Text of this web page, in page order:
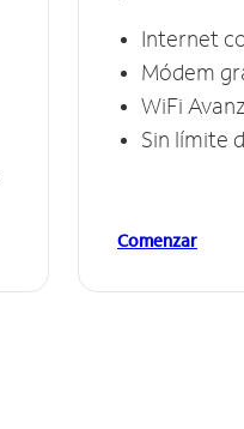
Internet
Módem
WiFi
Sin límite
Comenzar